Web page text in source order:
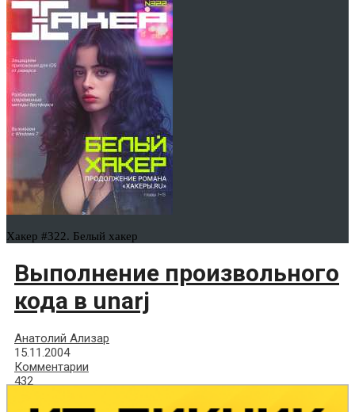
Хакер #322. Белый хакер
Выполнение произвольного
кода в unarj
Анатолий Ализар
15.11.2004
Комментарии
432